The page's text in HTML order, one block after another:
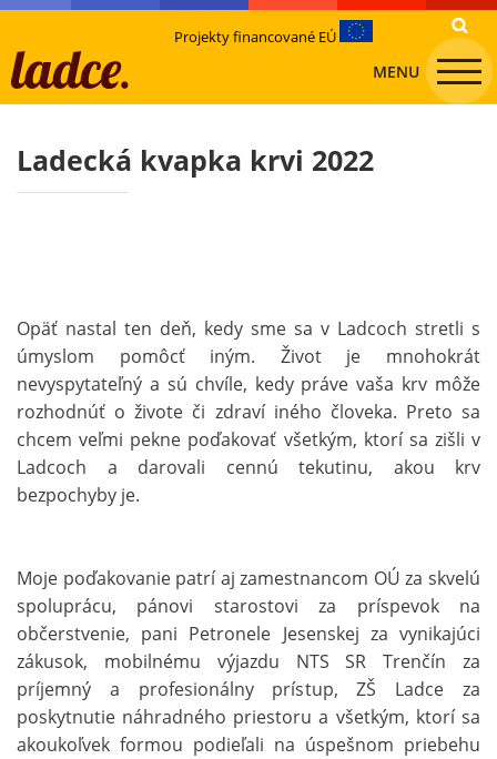
Projekty financované EÚ
MENU
Ladecká kvapka krvi 2022
Opäť nastal ten deň, kedy sme sa v Ladcoch stretli s
úmyslom pomôcť iným. Život je mnohokrát
nevyspytateľný a sú chvíle, kedy práve vaša krv môže
rozhodnúť o živote či zdraví iného človeka. Preto sa
chcem veľmi pekne poďakovať všetkým, ktorí sa zišli v
Ladcoch a darovali cennú tekutinu, akou krv
bezpochyby je.
Moje poďakovanie patrí aj zamestnancom OÚ za skvelú
spoluprácu, pánovi starostovi za príspevok na
občerstvenie, pani Petronele Jesenskej za vynikajúci
zákusok, mobilnému výjazdu NTS SR Trenčín za
príjemný a profesionálny prístup, ZŠ Ladce za
poskytnutie náhradného priestoru a všetkým, ktorí sa
akoukoľvek formou podieľali na úspešnom priebehu